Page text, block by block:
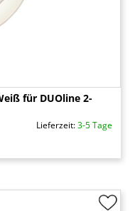
für DUOline 2-
Lieferzeit:3-5 Tage